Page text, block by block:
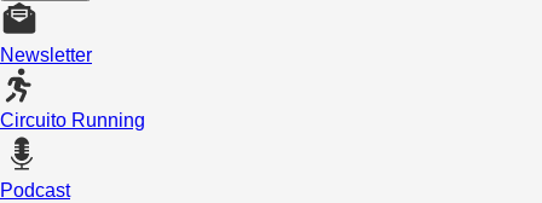
Newsletter
Circuito Running
Podcast